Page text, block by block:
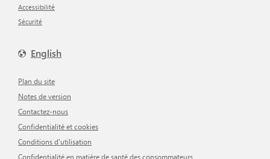
Accessibilité
Sécurité
English
Plan du site
Notes de version
Contactez-nous
Confidentialité et cookies
Conditions d'utilisation
Confidentialité en matière de santé des consommateurs